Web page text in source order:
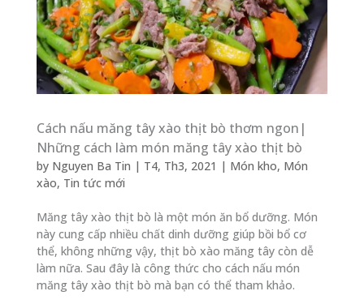
Cách nấu măng tây xào thịt bò thơm ngon|
Những cách làm món măng tây xào thịt bò
by Nguyen Ba Tin | T4, Th3, 2021 | Món kho, Món
xào, Tin tức mới
Măng tây xào thịt bò là một món ăn bổ dưỡng. Món
này cung cấp nhiều chất dinh dưỡng giúp bồi bổ cơ
thể, không những vậy, thịt bò xào măng tây còn dễ
làm nữa. Sau đây là công thức cho cách nấu món
măng tây xào thịt bò mà bạn có thể tham khảo.